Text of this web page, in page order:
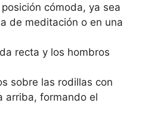
cómoda, ya sea
de meditación o en una
recta y los hombros
sobre las rodillas con
arriba, formando el